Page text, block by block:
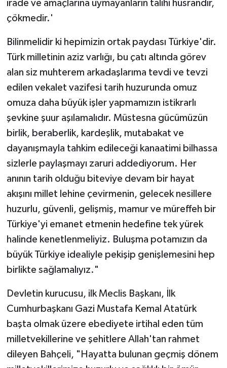
irade ve amaçlarına uymayanların talihi hüsrandır,
çökmedir.'
Bilinmelidir ki hepimizin ortak paydası Türkiye'dir.
Türk milletinin aziz varlığı, bu çatı altında görev
alan siz muhterem arkadaşlarıma tevdi ve tevzi
edilen vekalet vazifesi tarih huzurunda omuz
omuza daha büyük işler yapmamızın istikrarlı
şevkine şuur aşılamalıdır. Müstesna gücümüzün
birlik, beraberlik, kardeşlik, mutabakat ve
dayanışmayla tahkim edileceği kanaatimi bilhassa
sizlerle paylaşmayı zaruri addediyorum. Her
anının tarih olduğu biteviye devam bir hayat
akışını millet lehine çevirmenin, gelecek nesillere
huzurlu, güvenli, gelişmiş, mamur ve müreffeh bir
Türkiye'yi emanet etmenin hedefine tek yürek
halinde kenetlenmeliyiz. Buluşma potamızın da
büyük Türkiye idealiyle pekişip genişlemesini hep
birlikte sağlamalıyız."
Devletin kurucusu, ilk Meclis Başkanı, İlk
Cumhurbaşkanı Gazi Mustafa Kemal Atatürk
başta olmak üzere ebediyete irtihal eden tüm
milletvekillerine ve şehitlere Allah'tan rahmet
dileyen Bahçeli, "Hayatta bulunan geçmiş dönem